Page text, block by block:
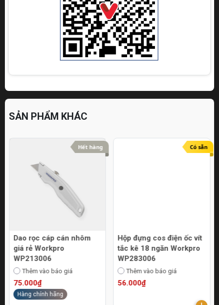
SẢN PHẨM KHÁC
Hết hàng
Dao rọc cáp cán nhôm
giá rẻ Workpro
WP213006
Thêm vào báo giá
75.000₫
Hàng chính hãng
Có sẵn
Hộp đựng cos điện ốc vít
tắc kê 18 ngăn Workpro
WP283006
Thêm vào báo giá
56.000₫